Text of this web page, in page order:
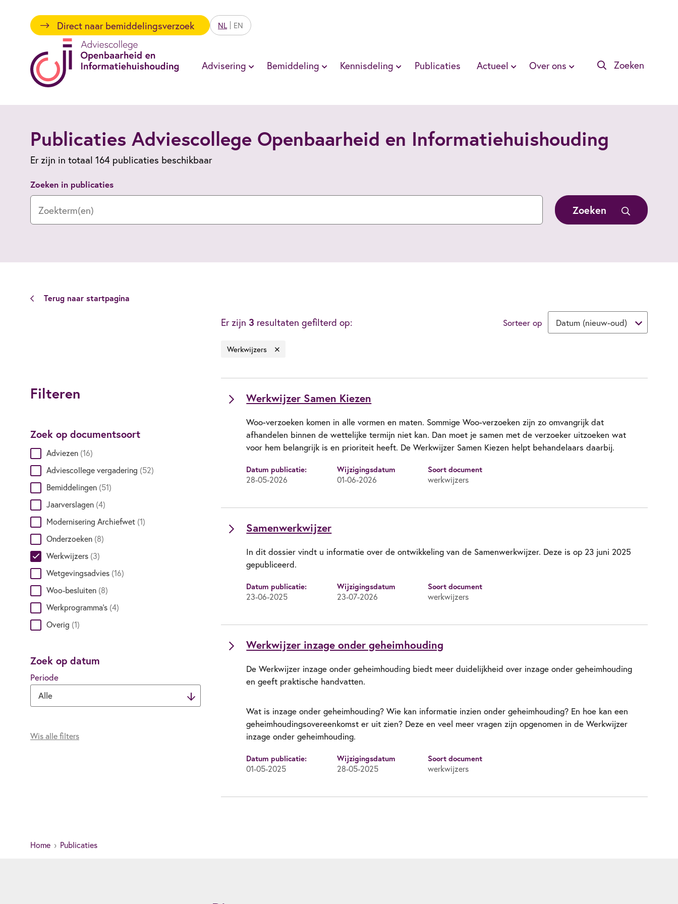
Direct naar bemiddelingsverzoek NL EN
Advisering Bemiddeling Kennisdeling Publicaties Actueel Over ons Zoeken
Publicaties Adviescollege Openbaarheid en Informatiehuishouding
Er zijn in totaal 164 publicaties beschikbaar
Zoeken in publicaties
Zoeken
Terug naar startpagina
Filteren
Zoek op documentsoort
Adviezen (16)
Adviescollege vergadering (52)
Bemiddelingen (51)
Jaarverslagen (4)
Modernisering Archiefwet (1)
Onderzoeken (8)
Werkwijzers (3)
Wetgevingsadvies (16)
Woo-besluiten (8)
Werkprogramma's (4)
Overig (1)
Zoek op datum
Periode
Wis alle filters
Er zijn 3 resultaten gefilterd op:
Werkwijzers
Sorteer op
Werkwijzer Samen Kiezen
Woo-verzoeken komen in alle vormen en maten. Sommige Woo-verzoeken zijn zo omvangrijk dat
afhandelen binnen de wettelijke termijn niet kan. Dan moet je samen met de verzoeker uitzoeken wat
voor hem belangrijk is en prioriteit heeft. De Werkwijzer Samen Kiezen helpt behandelaars daarbij.
Datum publicatie:
28-05-2026
Wijzigingsdatum
01-06-2026
Soort document
werkwijzers
Samenwerkwijzer
In dit dossier vindt u informatie over de ontwikkeling van de Samenwerkwijzer. Deze is op 23 juni 2025
gepubliceerd.
Datum publicatie:
23-06-2025
Wijzigingsdatum
23-07-2026
Soort document
werkwijzers
Werkwijzer inzage onder geheimhouding
De Werkwijzer inzage onder geheimhouding biedt meer duidelijkheid over inzage onder geheimhouding
en geeft praktische handvatten.
Wat is inzage onder geheimhouding? Wie kan informatie inzien onder geheimhouding? En hoe kan een
geheimhoudingsovereenkomst er uit zien? Deze en veel meer vragen zijn opgenomen in de Werkwijzer
inzage onder geheimhouding.
Datum publicatie:
01-05-2025
Wijzigingsdatum
28-05-2025
Soort document
werkwijzers
Home Publicaties